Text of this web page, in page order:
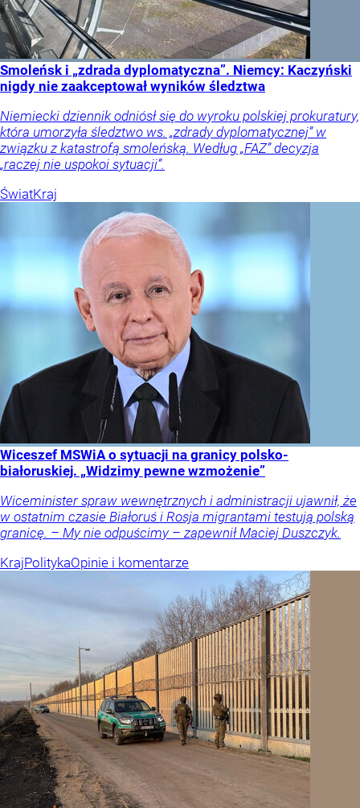
Smoleńsk i „zdrada dyplomatyczna”. Niemcy: Kaczyński
nigdy nie zaakceptował wyników śledztwa
Niemiecki dziennik odniósł się do wyroku polskiej prokuratury,
która umorzyła śledztwo ws. „zdrady dyplomatycznej” w
związku z katastrofą smoleńską. Według „FAZ” decyzja
„raczej nie uspokoi sytuacji”.
ŚwiatKraj
Wiceszef MSWiA o sytuacji na granicy polsko-
białoruskiej. „Widzimy pewne wzmożenie”
Wiceminister spraw wewnętrznych i administracji ujawnił, że
w ostatnim czasie Białoruś i Rosja migrantami testują polską
granicę. – My nie odpuścimy – zapewnił Maciej Duszczyk.
KrajPolitykaOpinie i komentarze